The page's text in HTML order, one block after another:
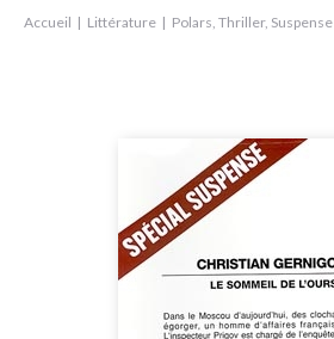
Accueil Littérature Polars, Thriller, Suspense